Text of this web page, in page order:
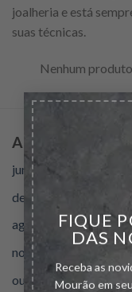
FIQUE
DAS
Receba as
Mourão em
joalheria e está
suas técnicas.
Nenhum
Archives
junho 2025
dezembro 2024
agosto 2024
novembro 2023
outubro 2022